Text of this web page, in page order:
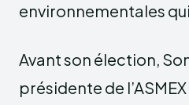
environnementales
Avant son élection,
présidente de